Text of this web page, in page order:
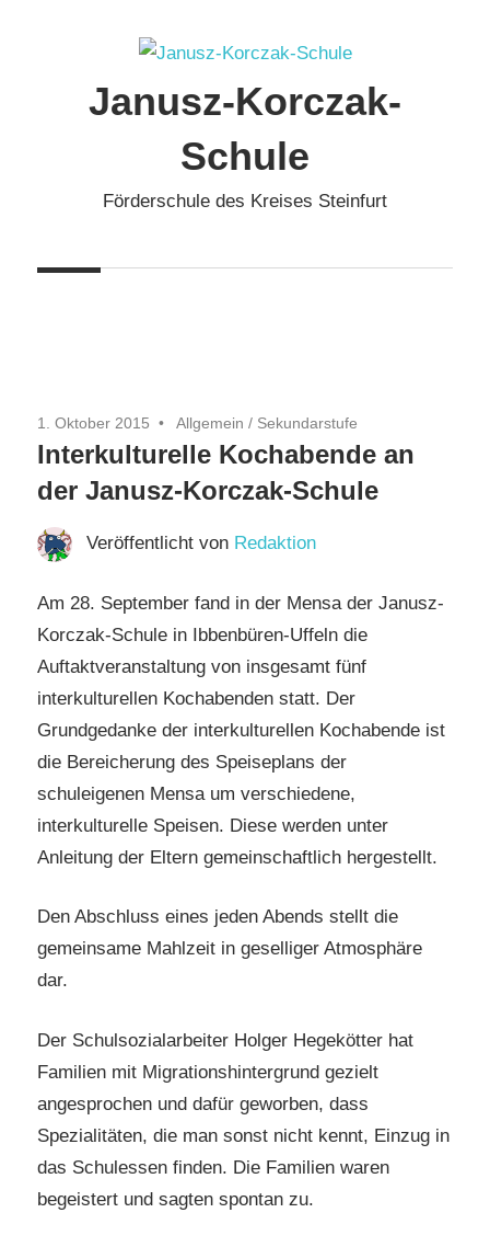
Janusz-Korczak-
Schule
Förderschule des Kreises Steinfurt
1. Oktober 2015 Allgemein / Sekundarstufe
Interkulturelle Kochabende an
der Janusz-Korczak-Schule
Veröffentlicht von Redaktion
Am 28. September fand in der Mensa der Janusz-
Korczak-Schule in Ibbenbüren-Uffeln die
Auftaktveranstaltung von insgesamt fünf
interkulturellen Kochabenden statt. Der
Grundgedanke der interkulturellen Kochabende ist
die Bereicherung des Speiseplans der
schuleigenen Mensa um verschiedene,
interkulturelle Speisen. Diese werden unter
Anleitung der Eltern gemeinschaftlich hergestellt.
Den Abschluss eines jeden Abends stellt die
gemeinsame Mahlzeit in geselliger Atmosphäre
dar.
Der Schulsozialarbeiter Holger Hegekötter hat
Familien mit Migrationshintergrund gezielt
angesprochen und dafür geworben, dass
Spezialitäten, die man sonst nicht kennt, Einzug in
das Schulessen finden. Die Familien waren
begeistert und sagten spontan zu.